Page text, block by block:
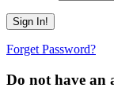
Forget Password?
Do not have an